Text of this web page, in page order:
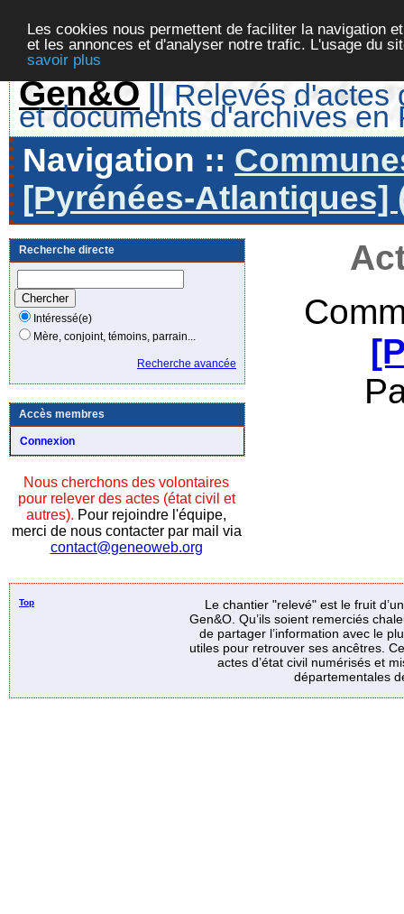
Les cookies nous permettent de faciliter la navigation
et les annonces et d'analyser notre trafic. L'usage du
savoir plus
Gen&O || Relevés d'actes
et documents d'archives en
Navigation ::
[Pyrénées-Atlantiques]
Recherche directe
Intéressé(e)
Mère, conjoint, témoins, parrain...
Recherche avancée
Accès membres
Connexion
Nous cherchons des volontaires
pour relever des actes (état civil et
autres). Pour rejoindre l'équipe,
merci de nous contacter par mail via
contact@geneoweb.org
Top
Le chantier "relevé" est le fruit
Gen&O. Qu’ils soient remerciés
de partager l’information avec le
utiles pour retrouver ses ancêtres.
actes d’état civil numérisés et
départementales